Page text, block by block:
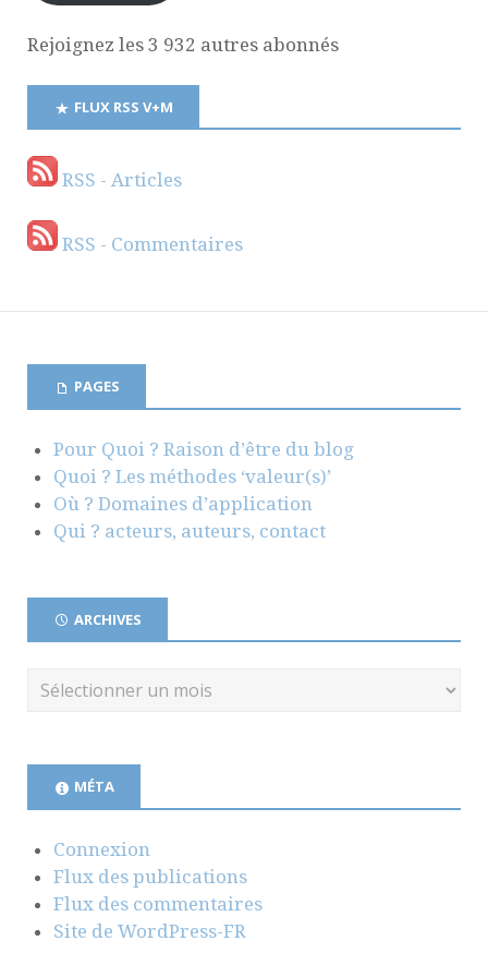
Rejoignez les 3 932 autres abonnés
FLUX RSS V+M
RSS - Articles
RSS - Commentaires
PAGES
Pour Quoi ? Raison d’être du blog
Quoi ? Les méthodes ‘valeur(s)’
Où ? Domaines d’application
Qui ? acteurs, auteurs, contact
ARCHIVES
MÉTA
Connexion
Flux des publications
Flux des commentaires
Site de WordPress-FR